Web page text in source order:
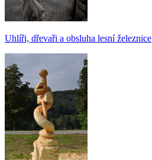
Uhlíři, dřevaři a obsluha lesní železnice